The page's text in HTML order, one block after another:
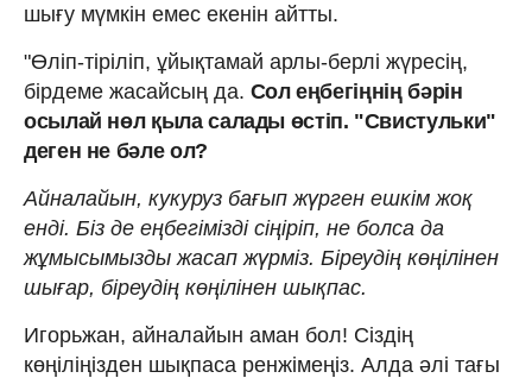
шығу мүмкін емес екенін айтты.
"Өліп-тіріліп, ұйықтамай арлы-берлі жүресің,
бірдеме жасайсың да. Сол еңбегіңнің бәрін
осылай нөл қыла салады өстіп. "Свистульки"
деген не бәле ол?
Айналайын, кукуруз бағып жүрген ешкім жоқ
енді. Біз де еңбегімізді сіңіріп, не болса да
жұмысымызды жасап жүрміз. Біреудің көңілінен
шығар, біреудің көңілінен шықпас.
Игорьжан, айналайын аман бол! Сіздің
көңіліңізден шықпаса ренжімеңіз. Алда әлі тағы